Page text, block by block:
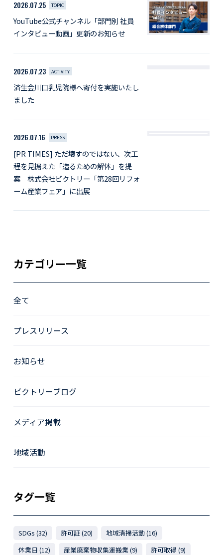
2026.07.25 TOPIC
YouTube公式チャンネル「部門別 社員
インタビュー動画」更新のお知らせ
2026.07.23 ACTIVITY
済生会川口乳児院様へ寄付を実施いたし
ました
2026.07.16 PRESS
[PR TIMES] ただ壊すのではない、次工
程を見据えた「造るための解体」を提
案 株式会社ビクトリー「第28回リフォ
ーム産業フェア」に出展
カテゴリー一覧
全て
プレスリリース
お知らせ
ビクトリーブログ
メディア掲載
地域活動
タグ一覧
SDGs (32) 許可証 (20)
地域清掃活動 (16)
休業日 (12)
産業廃棄物収集運搬業 (9)
許可取得 (9)